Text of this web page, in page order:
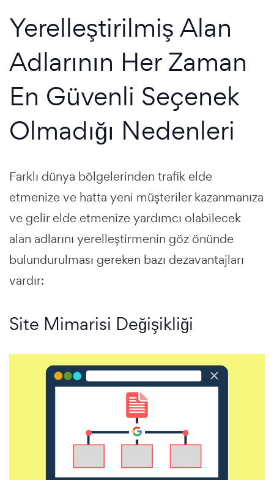
Yerelleştirilmiş Alan
Adlarının Her Zaman
En Güvenli Seçenek
Olmadığı Nedenleri
Farklı dünya bölgelerinden trafik elde
etmenize ve hatta yeni müşteriler kazanmanıza
ve gelir elde etmenize yardımcı olabilecek
alan adlarını yerelleştirmenin göz önünde
bulundurulması gereken bazı dezavantajları
vardır:
Site Mimarisi Değişikliği